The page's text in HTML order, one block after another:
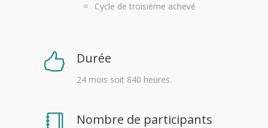
Cycle de troisième achevé
Durée
24 mois soit 840 heures.
Nombre de participants